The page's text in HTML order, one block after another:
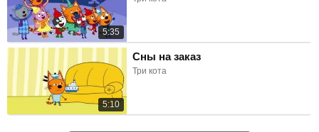
5:35
5:10
Сны на заказ
Три кота